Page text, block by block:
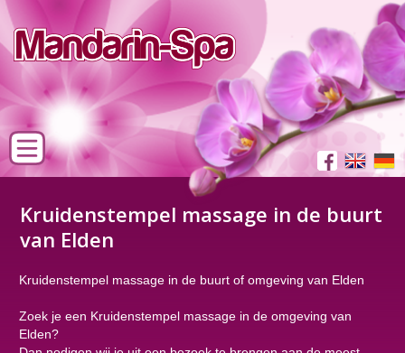
Kruidenstempel massage in de buurt
van Elden
Kruidenstempel massage in de buurt of omgeving van Elden
Zoek je een Kruidenstempel massage in de omgeving van
Elden?